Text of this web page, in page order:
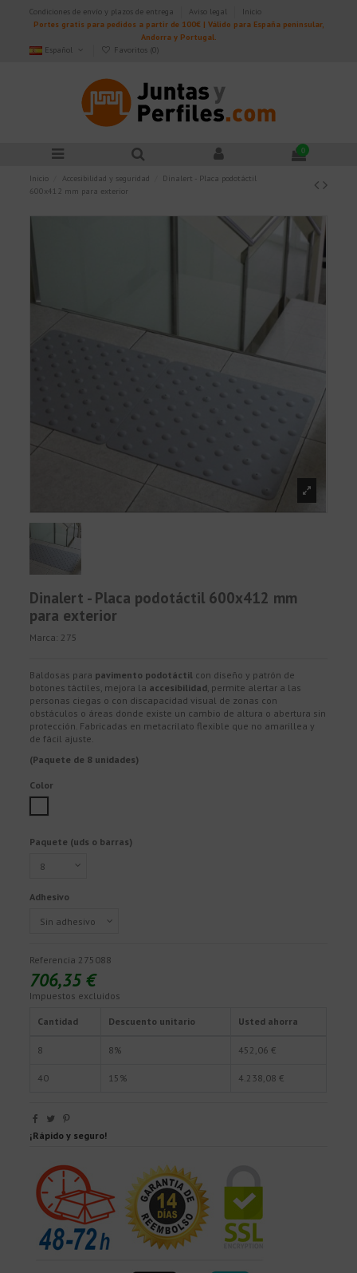
Condiciones de envío y plazos de entrega Aviso legal
Inicio
Portes gratis para pedidos a partir de 100€ | Válido para España peninsular,
Andorra y Portugal.
Español
Favoritos (0)
0
Inicio Accesibilidad y seguridad
Dinalert - Placa podotáctil
600x412 mm para exterior
Dinalert - Placa podotáctil 600x412 mm
para exterior
Marca: 275
Baldosas para pavimento podotáctil con diseño y patrón de
botones táctiles, mejora la accesibilidad, permite alertar a las
personas ciegas o con discapacidad visual de zonas con
obstáculos o áreas donde existe un cambio de altura o abertura sin
protección. Fabricadas en metacrilato flexible que no amarillea y
de fácil ajuste.
(Paquete de 8 unidades)
Color
Paquete (uds o barras)
Adhesivo
Referencia 275088
706,35 €
Impuestos excluidos
Cantidad Descuento unitario Usted ahorra
8 8% 452,06 €
40 15% 4.238,08 €
¡Rápido y seguro!